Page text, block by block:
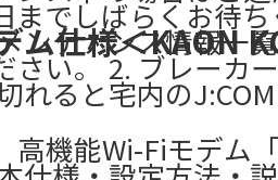
までしばらくお待
ンテナンス情報一
さい。 2. ブレーカ
れると宅内の
ム仕様＜KAON
高機能Wi-Fiモデム